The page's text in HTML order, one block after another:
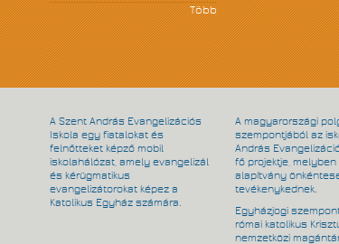
Több
A Szent András Evangelizációs
Iskola egy fiatalokat és
felnőtteket képző mobil
iskolahálózat, amely evangelizál
és kérügmatikus
evangelizátorokat képez a
Katolikus Egyház számára.
A magyarországi
szempontjából az
András
fő projektje, melyben
alapítvány
tevékenykednek.
Egyházjogi
római katolikus
nemzetközi